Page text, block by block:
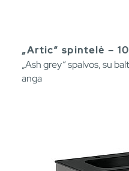
„Artic“ spintelė –
„Ash grey“ spalvos, su
anga